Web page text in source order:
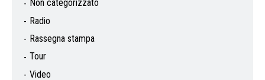
Non categorizzato
Radio
Rassegna stampa
Tour
Video